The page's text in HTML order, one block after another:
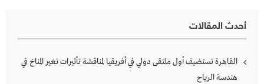
أحدث المقالات
القاهرة تستضيف أول ملتقى دولي في أفريقيا لمناقشة تأثيرات تغير المناخ في
هندسة الرياح